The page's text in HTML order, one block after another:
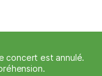
concert est annulé.